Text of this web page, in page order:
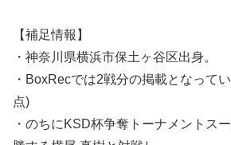
【補足情報】
・神奈川県横浜市保土ヶ谷区出身。
・BoxRecでは2戦分の掲載となって
点)
・のちにKSD杯争奪トーナメントス